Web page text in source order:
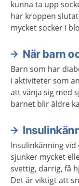
kunna ta upp
har kroppen
mycket socker i
insulin och
När barn
Barn som har
i aktiviteter som
att vänja sig med
barnet blir äldre
Insulinkänning
sjunker mycket
svettig, darrig, få
Det är viktigt att